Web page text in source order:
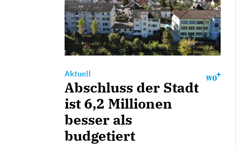
Aktuell
Abschluss der Stadt
ist 6,2 Millionen
besser als
budgetiert